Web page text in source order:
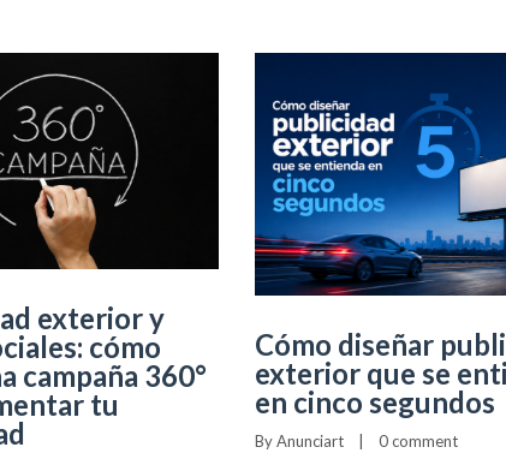
exterior y
cómo
campaña 360°
tu
Cómo diseñar
exterior que se
en cinco segundos
By Anunciart 0 comment